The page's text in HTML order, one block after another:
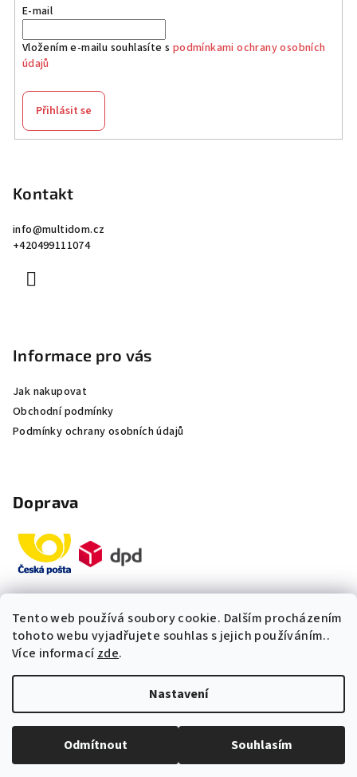
Tento web používá soubory cookie. Dalším procházením
tohoto webu vyjadřujete souhlas s jejich používáním..
Více informacízde.
Nastavení
Odmítnout Souhlasím
E-mail
Vložením e-mailu souhlasíte s podmínkami ochrany osobních
údajů
Přihlásit se
Kontakt
info@multidom.cz
+420499111074
Informace pro vás
Jak nakupovat
Obchodní podmínky
Podmínky ochrany osobních údajů
Doprava
Platby
Upravit nastavení cookies
Vytvořil Shoptet Premium
„Odpovídáme okamžitě. S čím
vám můžeme pomoci?“